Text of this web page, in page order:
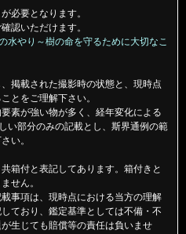
必要となります。
認いただけます。
水やり～樹の命を守るために大切なこ
掲載された撮影時の状態と、現時点
とをご理解下さい。
素が強い物が多く、経年変化による
い部分のみの記載とし、斯界通例の範
い。
箱付と表記してあります。箱付きと
せん。
事項は、現時点における当方の理解
ており、鑑定基準としては不備・不
生じても賠償等の責任は負いませ